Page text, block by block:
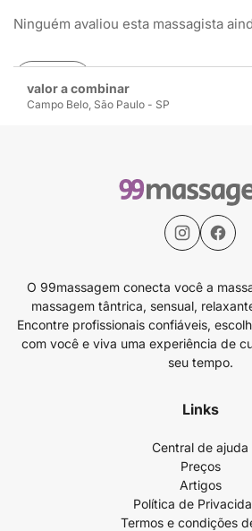
valor a combinar
Campo Belo, São Paulo - SP
Ninguém avaliou esta massagista
Avaliar
O 99massagem conecta você a
massagem tântrica, sensual,
Encontre profissionais confiáveis,
com você e viva uma experiência de
seu tempo.
Links
Central de ajuda
Preços
Artigos
Política de
Termos e condições